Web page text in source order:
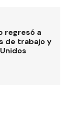
regresó a
de trabajo y